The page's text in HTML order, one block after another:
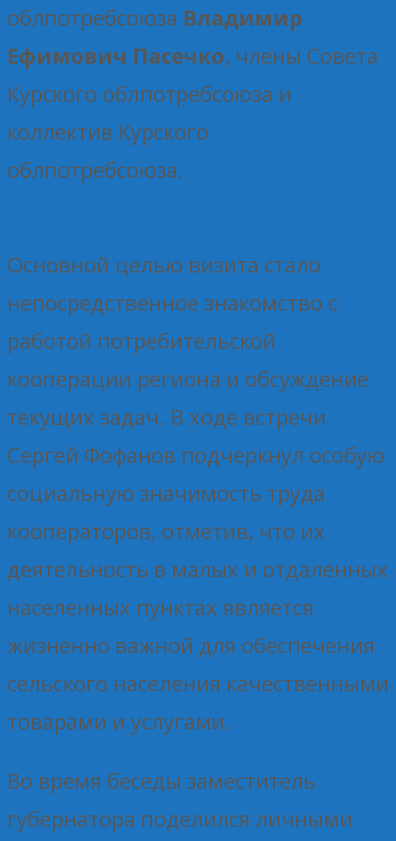
облпотребсоюза Владимир
Ефимович Пасечко, члены Совета
Курского облпотребсоюза и
коллектив Курского
облпотребсоюза.
Основной целью визита стало
непосредственное знакомство с
работой потребительской
кооперации региона и обсуждение
текущих задач. В ходе встречи
Сергей Фофанов подчеркнул особую
социальную значимость труда
кооператоров, отметив, что их
деятельность в малых и отдаленных
населенных пунктах является
жизненно важной для обеспечения
сельского населения качественными
товарами и услугами.
Во время беседы заместитель
губернатора поделился личными